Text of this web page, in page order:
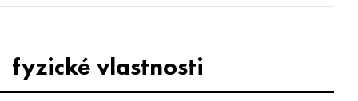
fyzické vlastnosti